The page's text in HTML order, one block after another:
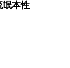
氓本性